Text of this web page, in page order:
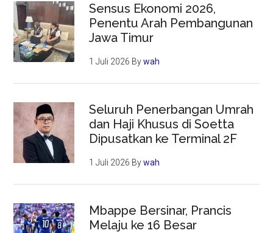
Sensus Ekonomi 2026,
Penentu Arah Pembangunan
Jawa Timur
1 Juli 2026 Bywah
Seluruh Penerbangan Umrah
dan Haji Khusus di Soetta
Dipusatkan ke Terminal 2F
1 Juli 2026 Bywah
Mbappe Bersinar, Prancis
Melaju ke 16 Besar